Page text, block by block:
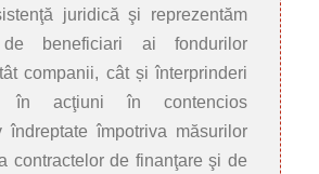
juridică şi reprezentăm
beneficiari ai fondurilor
companii, cât și înterprinderi
în acţiuni în contencios
îndreptate împotriva măsurilor
contractelor de finanţare şi de